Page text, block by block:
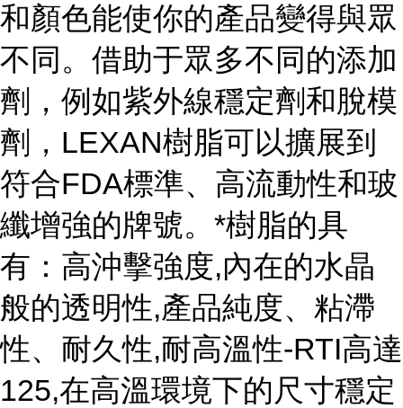
和顏色能使你的產品變得與眾
不同。借助于眾多不同的添加
劑，例如紫外線穩定劑和脫模
劑，LEXAN樹脂可以擴展到
符合FDA標準、高流動性和玻
纖增強的牌號。*樹脂的具
有：高沖擊強度,內在的水晶
般的透明性,產品純度、粘滯
性、耐久性,耐高溫性-RTI高達
125,在高溫環境下的尺寸穩定